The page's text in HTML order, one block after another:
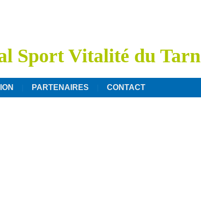
Sport Vitalité du Tarn
PARTENAIRES CONTACT